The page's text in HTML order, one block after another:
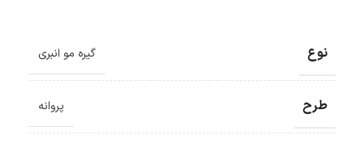
نوع گیره مو انبری
طرح پروانه